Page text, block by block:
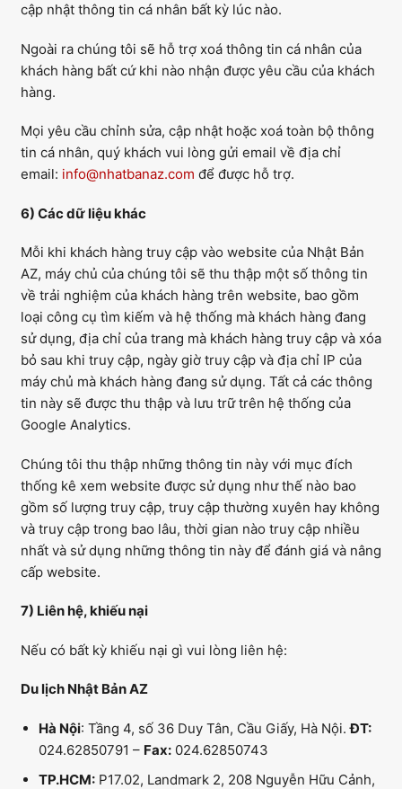
cập nhật thông tin cá nhân bất kỳ lúc nào.
Ngoài ra chúng tôi sẽ hỗ trợ xoá thông tin cá nhân của
khách hàng bất cứ khi nào nhận được yêu cầu của khách
hàng.
Mọi yêu cầu chỉnh sửa, cập nhật hoặc xoá toàn bộ thông
tin cá nhân, quý khách vui lòng gửi email về địa chỉ
email: info@nhatbanaz.com để được hỗ trợ.
6) Các dữ liệu khác
Mỗi khi khách hàng truy cập vào website của Nhật Bản
AZ, máy chủ của chúng tôi sẽ thu thập một số thông tin
về trải nghiệm của khách hàng trên website, bao gồm
loại công cụ tìm kiếm và hệ thống mà khách hàng đang
sử dụng, địa chỉ của trang mà khách hàng truy cập và xóa
bỏ sau khi truy cập, ngày giờ truy cập và địa chỉ IP của
máy chủ mà khách hàng đang sử dụng. Tất cả các thông
tin này sẽ được thu thập và lưu trữ trên hệ thống của
Google Analytics.
Chúng tôi thu thập những thông tin này với mục đích
thống kê xem website được sử dụng như thế nào bao
gồm số lượng truy cập, truy cập thường xuyên hay không
và truy cập trong bao lâu, thời gian nào truy cập nhiều
nhất và sử dụng những thông tin này để đánh giá và nâng
cấp website.
7) Liên hệ, khiếu nại
Nếu có bất kỳ khiếu nại gì vui lòng liên hệ:
Du lịch Nhật Bản AZ
Hà Nội: Tầng 4, số 36 Duy Tân, Cầu Giấy, Hà Nội.ĐT:
024.62850791 – Fax:024.62850743
TP.HCM:P17.02, Landmark 2, 208 Nguyễn Hữu Cảnh,